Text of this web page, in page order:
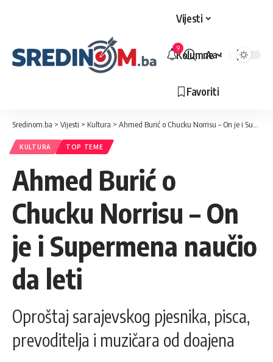
Vijesti
Kolumne
Favoriti
9
Veličina
Aa
Sredinom.ba > Vijesti > Kultura > Ahmed Burić o Chucku Norrisu – On je i Supermena naučio da leti
KULTURA TOP TEME
Ahmed Burić o
Chucku Norrisu – On
je i Supermena naučio
da leti
Oproštaj sarajevskog pjesnika, pisca,
prevoditelja i muzičara od doajena